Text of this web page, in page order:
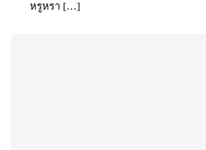
หรูหรา […]